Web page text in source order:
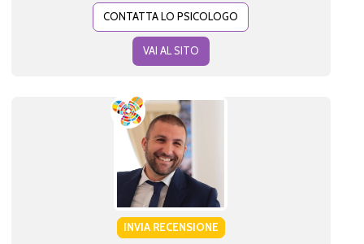
CONTATTA LO PSICOLOGO
VAI AL SITO
INVIA RECENSIONE